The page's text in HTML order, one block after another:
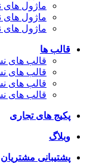
ماژول های
ماژول های
ماژول های
قالب ها
قالب های نسخه
قالب های
قالب های
قالب های
پکیج های تجاری
وبلاگ
پشتیبانی مشتریان